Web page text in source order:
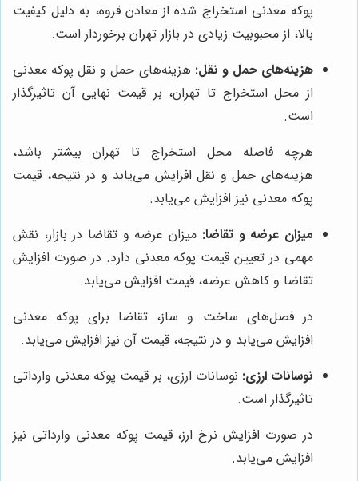
پوکه معدنی استخراج شده از معادن قروه، به دلیل کیفیت
بالا، از محبوبیت زیادی در بازار تهران برخوردار است.
هزینه‌های حمل و نقل: هزینه‌های حمل و نقل پوکه معدنی
از محل استخراج تا تهران، بر قیمت نهایی آن تاثیرگذار
است.
هرچه فاصله محل استخراج تا تهران بیشتر باشد،
هزینه‌های حمل و نقل افزایش می‌یابد و در نتیجه، قیمت
پوکه معدنی نیز افزایش می‌یابد.
میزان عرضه و تقاضا: میزان عرضه و تقاضا در بازار، نقش
مهمی در تعیین قیمت پوکه معدنی دارد. در صورت افزایش
تقاضا و کاهش عرضه، قیمت افزایش می‌یابد.
در فصل‌های ساخت و ساز، تقاضا برای پوکه معدنی
افزایش می‌یابد و در نتیجه، قیمت آن نیز افزایش می‌یابد.
نوسانات ارزی: نوسانات ارزی، بر قیمت پوکه معدنی وارداتی
تاثیرگذار است.
در صورت افزایش نرخ ارز، قیمت پوکه معدنی وارداتی نیز
افزایش می‌یابد.